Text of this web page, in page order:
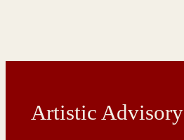
Artistic Advisory